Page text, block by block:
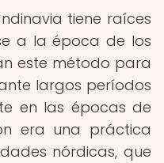
tiene raíces
a la época de los
este método para
largos períodos
en las épocas de
era una práctica
nórdicas, que